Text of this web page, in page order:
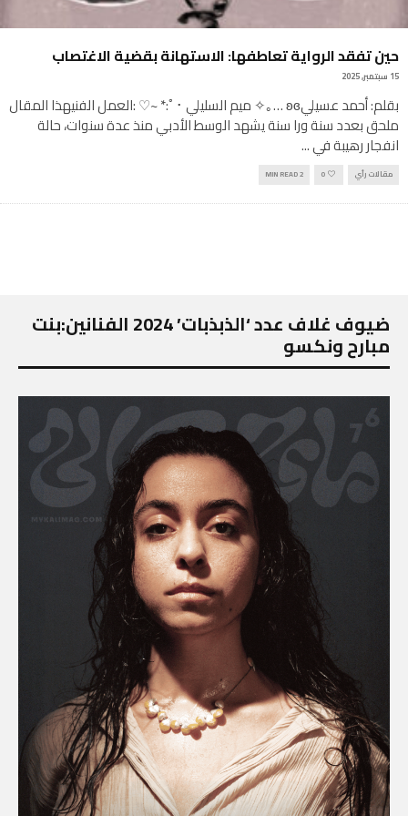
حين تفقد الرواية تعاطفها: الاستهانة بقضية الاغتصاب
15 سبتمبر, 2025
بقلم: أحمد عسيليʚɞ …｡✧ ميم السليلي ･ﾟ:* ~♡ :العمل الفنيهذا المقال
ملحق بعدد سنة ورا سنة يشهد الوسط الأدبي منذ عدة سنوات، حالة
انفجار رهيبة في...
مقالات رأي 0
2 MIN READ
ضيوف غلاف عدد ‘الذبذبات’ 2024 الفنانين:بنت
مبارح ونكسو